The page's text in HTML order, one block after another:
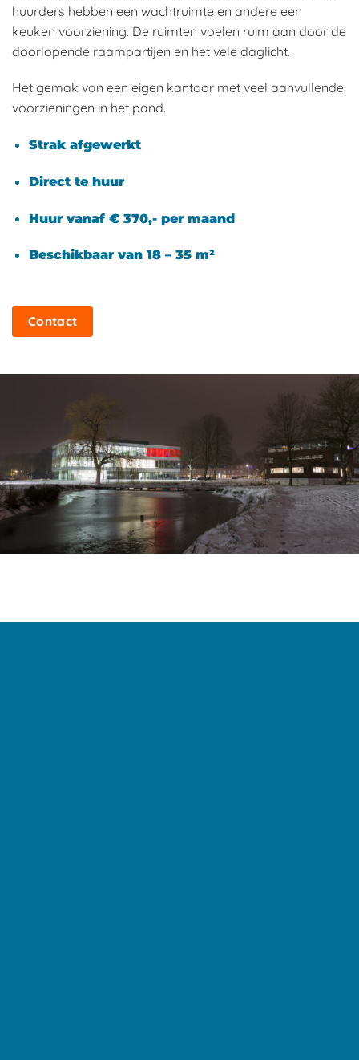
huurders hebben een wachtruimte en andere een
keuken voorziening. De ruimten voelen ruim aan door de
doorlopende raampartijen en het vele daglicht.
Het gemak van een eigen kantoor met veel aanvullende
voorzieningen in het pand.
Strak afgewerkt
Direct te huur
Huur vanaf € 370,- per maand
Beschikbaar van 18 – 35 m²
Contact